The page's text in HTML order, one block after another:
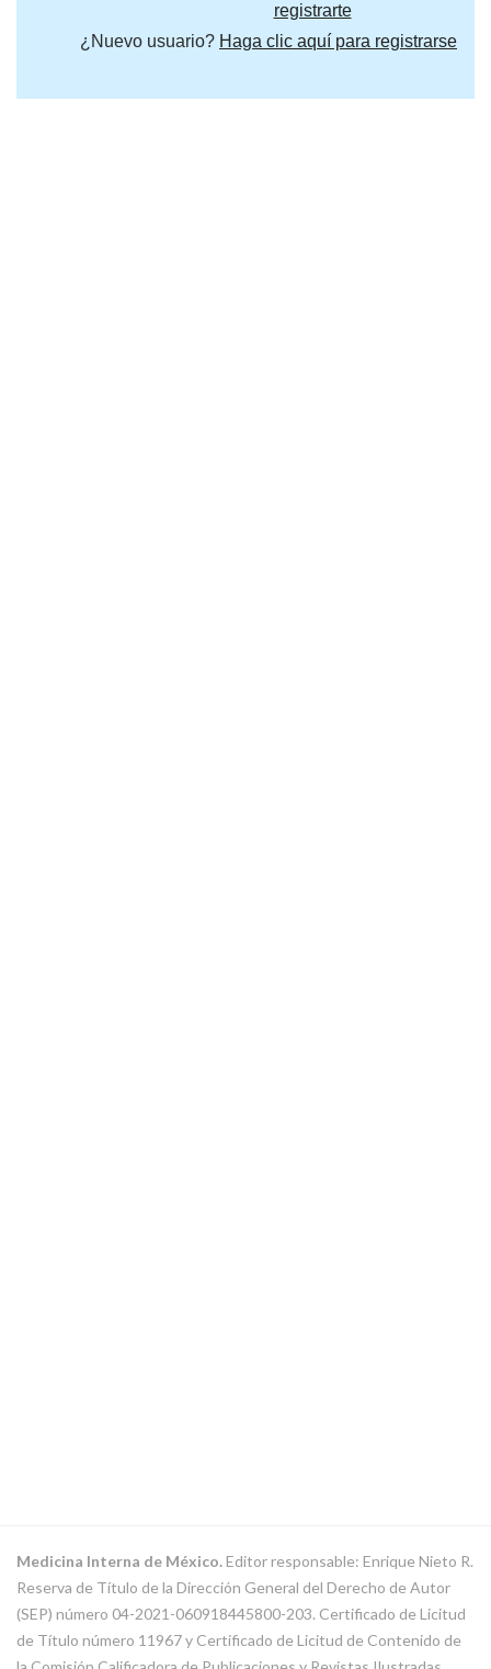
registrarte
¿Nuevo usuario? Haga clic aquí para registrarse
Medicina Interna de México.Editor responsable: Enrique Nieto R.
Reserva de Título de la Dirección General del Derecho de Autor
(SEP) número 04-2021-060918445800-203. Certificado de Licitud
de Título número 11967 y Certificado de Licitud de Contenido de